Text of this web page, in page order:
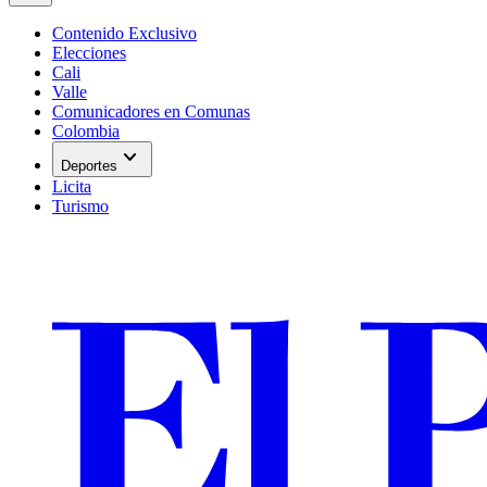
Contenido Exclusivo
Elecciones
Cali
Valle
Comunicadores en Comunas
Colombia
Deportes expand_more
Licita
Turismo